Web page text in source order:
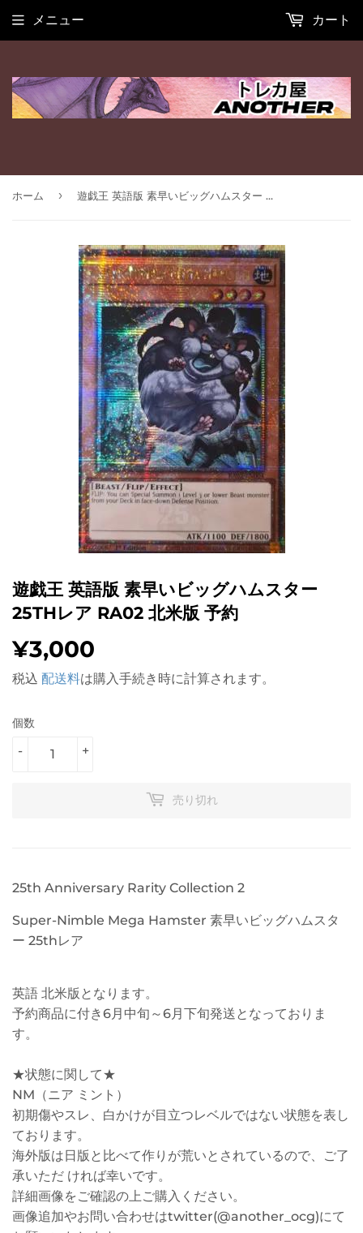
メニュー カート
ホーム › 遊戯王 英語版 素早いビッグハムスター 25thレア RA02 北米版 予約
遊戯王 英語版 素早いビッグハムスター
25THレア RA02 北米版 予約
¥3,000
税込 配送料は購入手続き時に計算されます。
個数
+
-
売り切れ
25th Anniversary Rarity Collection 2
Super-Nimble Mega Hamster 素早いビッグハムスタ
ー 25thレア
英語 北米版となります。
予約商品に付き6月中旬～6月下旬発送となっておりま
す。
★状態に関して★
NM（ニア ミント）
初期傷やスレ、白かけが目立つレベルではない状態を表し
ております。
海外版は日版と比べて作りが荒いとされているので、ご了
承いただ ければ幸いです。
詳細画像をご確認の上ご購入ください。
画像追加やお問い合わせはtwitter(@another_ocg)にて